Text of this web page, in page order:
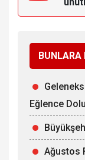
Eğlence
Ağustos